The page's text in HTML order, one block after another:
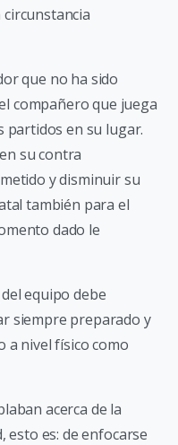
que no ha sido
compañero que juega
partidos en su lugar.
su contra
y disminuir su
también para el
dado le
equipo debe
siempre preparado y
a nivel físico como
acerca de la
es: de enfocarse